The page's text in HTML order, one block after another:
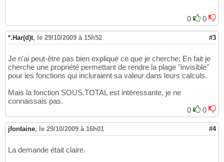
0 0
*.Har(d)t, le 29/10/2009 à 15h52 #3
Je n'ai peut-être pas bien expliqué ce que je cherche: En fait je
cherche une propriété permettant de rendre la plage "invisible"
pour les fonctions qui incluraient sa valeur dans leurs calculs.
Mais la fonction SOUS.TOTAL est intéressante, je ne
connaissais pas.
0
0
jfontaine, le 29/10/2009 à 16h01 #4
La demande était claire.